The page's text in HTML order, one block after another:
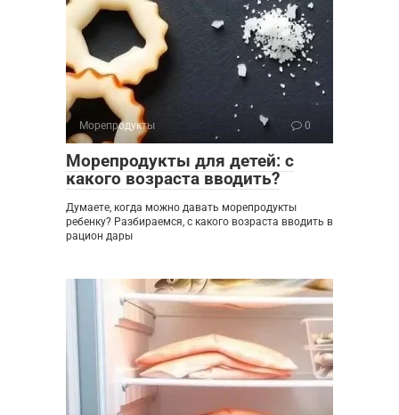
Морепродукты 0
Морепродукты для детей: с
какого возраста вводить?
Думаете, когда можно давать морепродукты
ребенку? Разбираемся, с какого возраста вводить в
рацион дары